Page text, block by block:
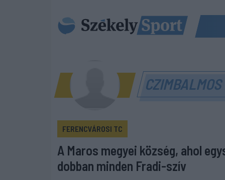
FERENCVÁROSI TC
A Maros megyei község, ahol
dobban minden Fradi-szív